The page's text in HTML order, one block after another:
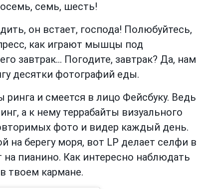
семь, шесть!
он встает, господа! Полюбуйтесь,
как играют мышцы под
завтрак… Погодите, завтрак? Да, нам
десятки фотографий еды.
и смеется в лицо Фейсбуку. Ведь
а к нему террабайты визуального
фото и видер каждый день.
на берегу моря, вот LP делает селфи в
пианино. Как интересно наблюдать
твоем кармане.